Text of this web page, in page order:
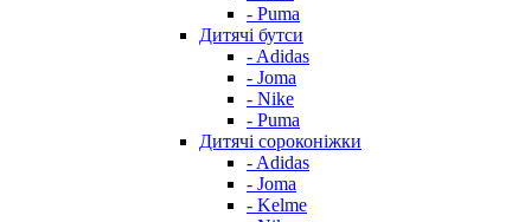
- Puma
Дитячі бутси
- Adidas
- Joma
- Nike
- Puma
Дитячі сороконіжки
- Adidas
- Joma
- Kelme